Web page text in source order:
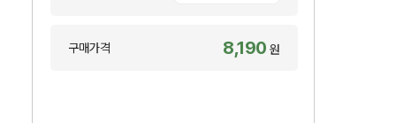
구매가격 8,190 원